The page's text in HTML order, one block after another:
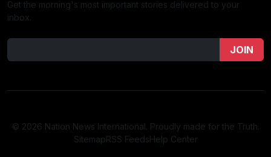
Get the morning's most important stories delivered to your
inbox.
JOIN
© 2026 Nation News International. Proudly made for the Truth.
SitemapRSS FeedsHelp Center